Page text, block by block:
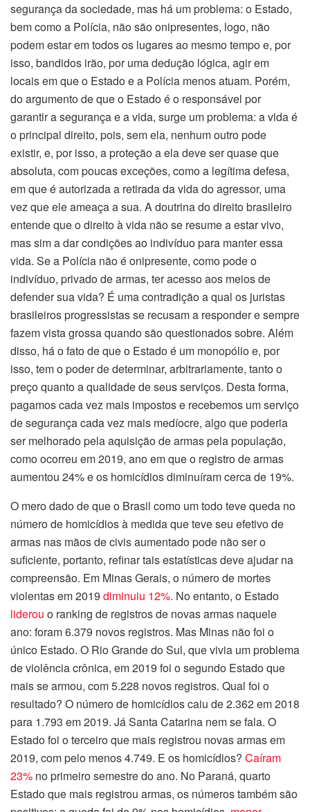
segurança da sociedade, mas há um problema: o Estado,
bem como a Polícia, não são onipresentes, logo, não
podem estar em todos os lugares ao mesmo tempo e, por
isso, bandidos irão, por uma dedução lógica, agir em
locais em que o Estado e a Polícia menos atuam. Porém,
do argumento de que o Estado é o responsável por
garantir a segurança e a vida, surge um problema: a vida é
o principal direito, pois, sem ela, nenhum outro pode
existir, e, por isso, a proteção a ela deve ser quase que
absoluta, com poucas exceções, como a legítima defesa,
em que é autorizada a retirada da vida do agressor, uma
vez que ele ameaça a sua. A doutrina do direito brasileiro
entende que o direito à vida não se resume a estar vivo,
mas sim a dar condições ao indivíduo para manter essa
vida. Se a Polícia não é onipresente, como pode o
indivíduo, privado de armas, ter acesso aos meios de
defender sua vida? É uma contradição a qual os juristas
brasileiros progressistas se recusam a responder e sempre
fazem vista grossa quando são questionados sobre. Além
disso, há o fato de que o Estado é um monopólio e, por
isso, tem o poder de determinar, arbitrariamente, tanto o
preço quanto a qualidade de seus serviços. Desta forma,
pagamos cada vez mais impostos e recebemos um serviço
de segurança cada vez mais medíocre, algo que poderia
ser melhorado pela aquisição de armas pela população,
como ocorreu em 2019, ano em que o registro de armas
aumentou 24% e os homicídios diminuíram cerca de 19%.
O mero dado de que o Brasil como um todo teve queda no
número de homicídios à medida que teve seu efetivo de
armas nas mãos de civis aumentado pode não ser o
suficiente, portanto, refinar tais estatísticas deve ajudar na
compreensão. Em Minas Gerais, o número de mortes
violentas em 2019 diminuiu 12%. No entanto, o Estado
liderou o ranking de registros de novas armas naquele
ano: foram 6.379 novos registros. Mas Minas não foi o
único Estado. O Rio Grande do Sul, que vivia um problema
de violência crônica, em 2019 foi o segundo Estado que
mais se armou, com 5.228 novos registros. Qual foi o
resultado? O número de homicídios caiu de 2.362 em 2018
para 1.793 em 2019. Já Santa Catarina nem se fala. O
Estado foi o terceiro que mais registrou novas armas em
2019, com pelo menos 4.749. E os homicídios? Caíram
23% no primeiro semestre do ano. No Paraná, quarto
Estado que mais registrou armas, os números também são